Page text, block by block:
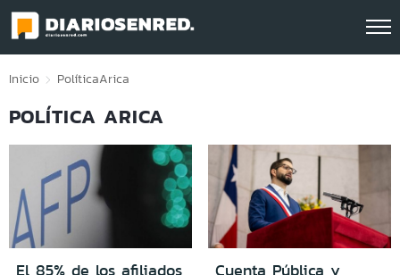
Click acá para ir directamente al contenido
Inicio PolíticaArica
POLÍTICA ARICA
El 85% de los afiliados
Cuenta Pública y